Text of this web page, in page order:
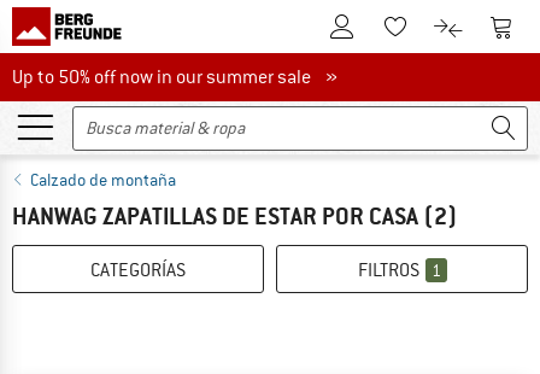
A la cuenta de cliente
A la lista de
A la A la
Up to 50% off now in our summer sale
Up to 50% off now in our summer sale »
Calzado de montaña
HANWAG ZAPATILLAS DE ESTAR POR CASA (2)
CATEGORÍAS FILTROS 1